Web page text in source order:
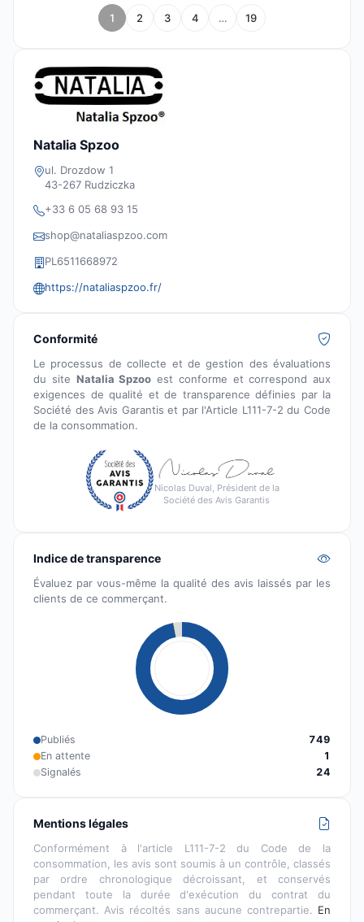
1 2 3 4 … 19
Natalia Spzoo
ul. Drozdow 1
43-267 Rudziczka
+33 6 05 68 93 15
shop@nataliaspzoo.com
PL6511668972
https://nataliaspzoo.fr/
Conformité
Le processus de collecte et de gestion des évaluations
du site Natalia Spzoo est conforme et correspond aux
exigences de qualité et de transparence définies par la
Société des Avis Garantis et par l'Article L111-7-2 du Code
de la consommation.
Nicolas Duval, Président de la
Société des Avis Garantis
Indice de transparence
Évaluez par vous-même la qualité des avis laissés par les
clients de ce commerçant.
Publiés
749
En attente
1
Signalés
24
Mentions légales
Conformément à l'article L111-7-2 du Code de la
consommation, les avis sont soumis à un contrôle, classés
par ordre chronologique décroissant, et conservés
pendant toute la durée d'exécution du contrat du
commerçant. Avis récoltés sans aucune contrepartie. En